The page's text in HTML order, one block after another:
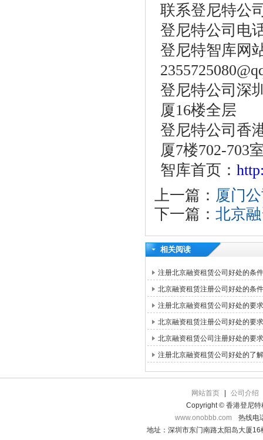
联系登尼特公
登尼特公司电
登尼特智库网
登尼特公司深
厦16楼全层
登尼特公司香
厦7楼702-703
智库首页：
上一篇： 厦门
下一篇： 北京
相关阅读
注册北京融资租赁公司好处的条件
北京融资租赁注册公司好处的条件
注册北京融资租赁公司好处的要求
北京融资租赁注册公司好处的要求
北京融资租赁公司注册好处的要求
注册北京融资租赁公司好处的了解
网站首页
公司介绍
Copyright © 香港登尼特
www.onobbb.com
热线电
地址：深圳市东门南路太阳岛大厦